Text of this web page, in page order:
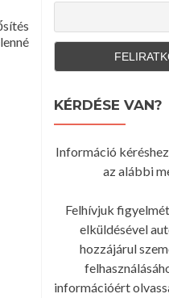
KÉRDÉSE VAN?
Információ
az alábbi
Felhívjuk
elküldésével
hozzájárul
információért